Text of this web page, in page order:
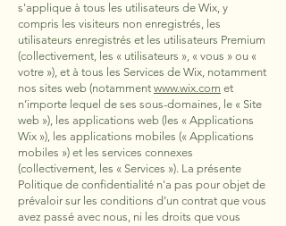
s'applique à tous les utilisateurs de Wix, y
compris les visiteurs non enregistrés, les
utilisateurs enregistrés et les utilisateurs Premium
(collectivement, les « utilisateurs », « vous » ou «
votre »), et à tous les Services de Wix, notamment
nos sites web (notamment www.wix.com et
n’importe lequel de ses sous-domaines, le « Site
web »), les applications web (les « Applications
Wix »), les applications mobiles (« Applications
mobiles ») et les services connexes
(collectivement, les « Services »). La présente
Politique de confidentialité n'a pas pour objet de
prévaloir sur les conditions d’un contrat que vous
avez passé avec nous, ni les droits que vous